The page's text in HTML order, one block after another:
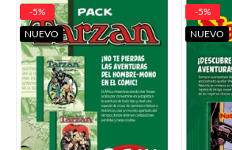
-5%
NUEVO
-5%
NUEVO